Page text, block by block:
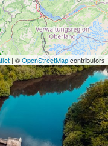
| ©OpenStreetMapcontributors